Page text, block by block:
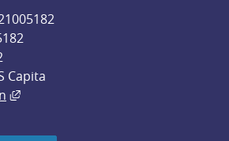
Capita
Länk till annan webbplats, öppnas